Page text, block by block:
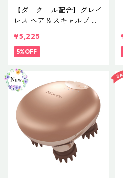
【ダークニル配合】グレイ
レス ヘア＆スキャルプ コ
料) NET 100mL ¥5,500
(税込)
¥5,225
5%OFF